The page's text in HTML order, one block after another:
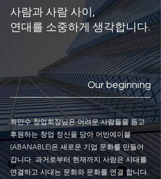
사람과 사람 사이,
연대를 소중하게 생각합니다.
Our beginning
최만수 창업회장님은 어려운 사람들을 돕고
후원하는 창업 정신을 담아 어반에이블
(ABANABLE)은 새로운 기업 문화를 만들어
갑니다. 과거로부터 현재까지 사람은 시대를
연결하고 시대는 문화와 문화를 연결 합니다.